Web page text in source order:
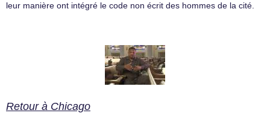
leur manière ont intégré le code non écrit des hommes de la cité.
Retour à Chicago